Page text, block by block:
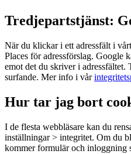
Tredjepartstjänst:
När du klickar i ett adressfält i
Places för adressförslag. Google
emot det du skriver i
surfande. Mer info i vår
Hur tar jag bort
I de flesta webbläsare kan du
inställningar > integritet. Om du
kommer formulär och inloggning